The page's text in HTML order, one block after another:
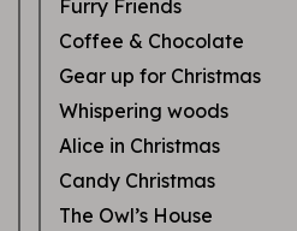
Furry Friends
Coffee & Chocolate
Gear up for Christmas
Whispering woods
Alice in Christmas
Candy Christmas
The Owl’s House